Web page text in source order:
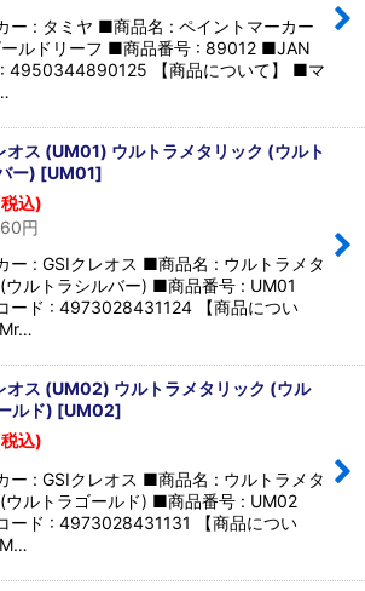
ー : タミヤ ■商品名 : ペイントマーカー
ールドリーフ ■商品番号 : 89012 ■JAN
: 4950344890125 【商品について】 ■マ
オス (UM01) ウルトラメタリック (ウルト
ー) [UM01]
込)
円
ー : GSIクレオス ■商品名 : ウルトラメタ
ウルトラシルバー) ■商品番号 : UM01
ード : 4973028431124 【商品につい
オス (UM02) ウルトラメタリック (ウル
ルド) [UM02]
込)
ー : GSIクレオス ■商品名 : ウルトラメタ
(ウルトラゴールド) ■商品番号 : UM02
ード : 4973028431131 【商品につい